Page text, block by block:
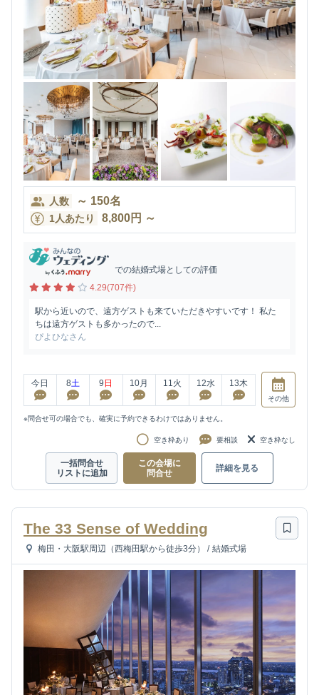
人数 ～ 150名
1人あたり 8,800円 ～
での結婚式場としての評価
4.29(707件)
駅から近いので、遠方ゲストも来ていただきやすいです！ 私た
ちは遠方ゲストも多かったので...
ぴよひなさん
今日 8土 9 日 10月 11火 12水 13木
その他
※問合せ可の場合でも、確実に予約できるわけではありません。
空き枠あり 要相談 空き枠なし
一括問合せ
リストに追加
この会場に
問合せ
詳細を見る
The 33 Sense of Wedding
梅田・大阪駅周辺（西梅田駅から徒歩3分） / 結婚式場